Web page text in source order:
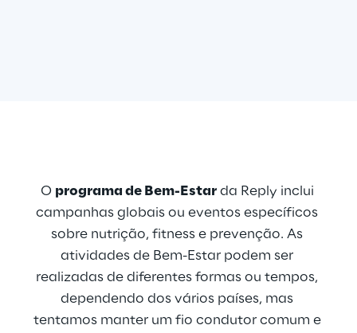
O programa de Bem-Estar da Reply inclui
campanhas globais ou eventos específicos
sobre nutrição, fitness e prevenção. As
atividades de Bem-Estar podem ser
realizadas de diferentes formas ou tempos,
dependendo dos vários países, mas
tentamos manter um fio condutor comum e